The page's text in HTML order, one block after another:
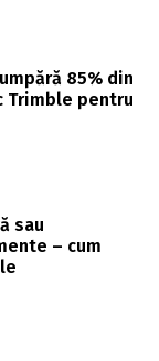
85% din
Trimble pentru
sau
– cum